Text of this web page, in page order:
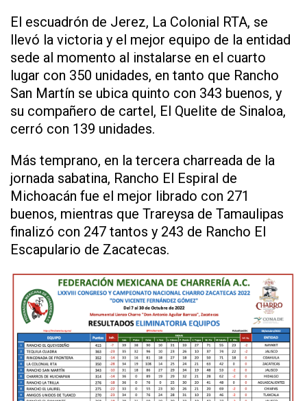
El escuadrón de Jerez, La Colonial RTA, se
llevó la victoria y el mejor equipo de la entidad
sede al momento al instalarse en el cuarto
lugar con 350 unidades, en tanto que Rancho
San Martín se ubica quinto con 343 buenos, y
su compañero de cartel, El Quelite de Sinaloa,
cerró con 139 unidades.
Más temprano, en la tercera charreada de la
jornada sabatina, Rancho El Espiral de
Michoacán fue el mejor librado con 271
buenos, mientras que Trareysa de Tamaulipas
finalizó con 247 tantos y 243 de Rancho El
Escapulario de Zacatecas.